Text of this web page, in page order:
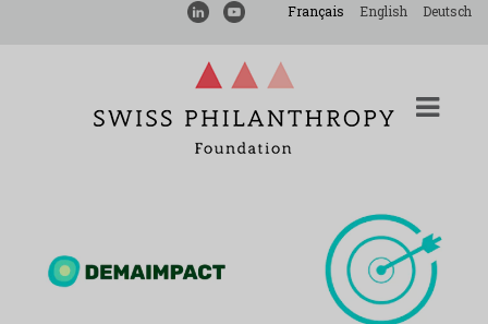
Français English Deutsch